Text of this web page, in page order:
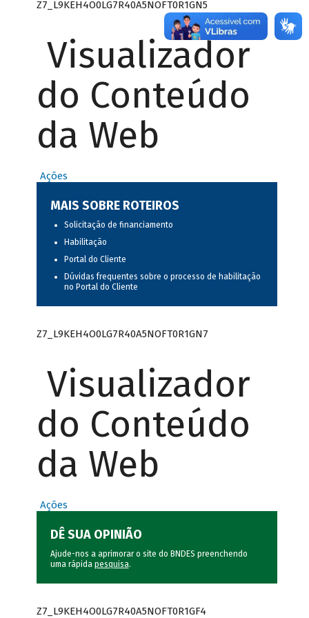
Z7_L9KEH4O0LG7R40A5NOFT0R1GN5
Visualizador
do Conteúdo
da Web
Ações
MAIS SOBRE ROTEIROS
Solicitação de financiamento
Habilitação
Portal do Cliente
Dúvidas frequentes sobre o processo de habilitação
no Portal do Cliente
Z7_L9KEH4O0LG7R40A5NOFT0R1GN7
Visualizador
do Conteúdo
da Web
Ações
DÊ SUA OPINIÃO
Ajude-nos a aprimorar o site do BNDES preenchendo
uma rápida pesquisa.
Z7_L9KEH4O0LG7R40A5NOFT0R1GF4